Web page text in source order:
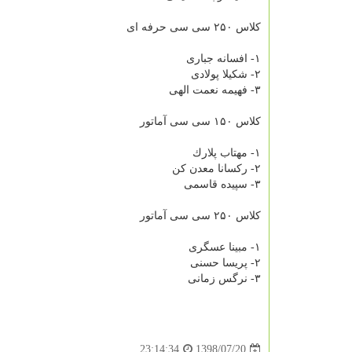
كلاس ۲۵۰ سی سی حرفه ای
۱- افسانه جباری
۲- شكیلا پولادی
۳- فهیمه نعمت الهی
كلاس ۱۵۰ سی سی آماتور
۱- مهتاب پلارك
۲- ركسانا معدن كن
۳- سپیده قاسمی
كلاس ۲۵۰ سی سی آماتور
۱- مبینا عسگری
۲- پریسا حسنی
۳- نرگس زمانی​
1398/07/20
23:14:34